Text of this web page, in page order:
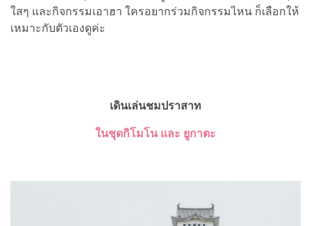
ใสๆ และกิจกรรมเอาฮา ใครอยากร่วมกิจกรรมไหน ก็เลือกให้
เหมาะกับตัวเองดูค่ะ
เดินเล่นชมปราสาท
ในชุดกิโมโน และ ยูกาตะ